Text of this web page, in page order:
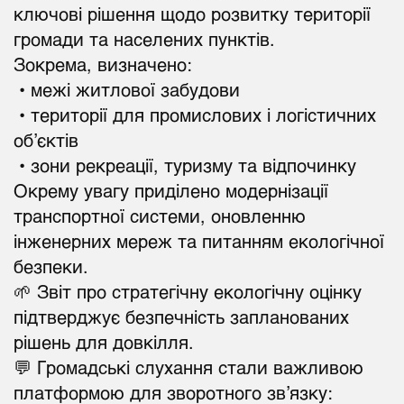
ключові рішення щодо розвитку території
громади та населених пунктів.
Зокрема, визначено:
• межі житлової забудови
• території для промислових і логістичних
об’єктів
• зони рекреації, туризму та відпочинку
Окрему увагу приділено модернізації
транспортної системи, оновленню
інженерних мереж та питанням екологічної
безпеки.
🌱 Звіт про стратегічну екологічну оцінку
підтверджує безпечність запланованих
рішень для довкілля.
💬 Громадські слухання стали важливою
платформою для зворотного зв’язку: